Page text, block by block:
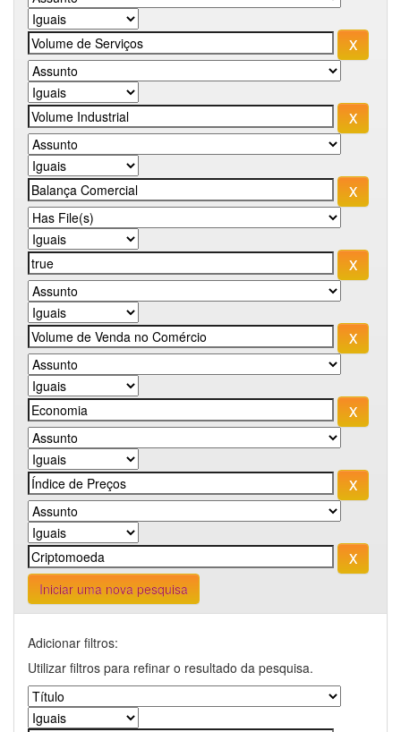
Iniciar uma nova pesquisa
Adicionar filtros:
Utilizar filtros para refinar o resultado da pesquisa.